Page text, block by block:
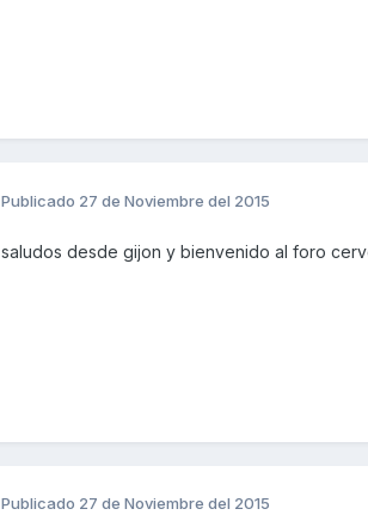
Publicado 27 de Noviembre del 2015
saludos desde gijon y bienvenido al foro
Publicado 27 de Noviembre del 2015